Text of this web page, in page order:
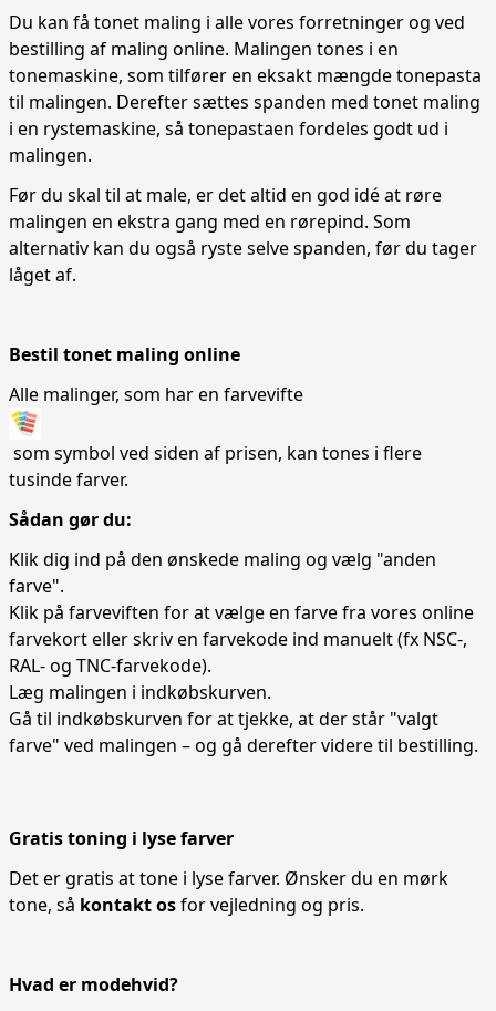
Du kan få tonet maling i alle vores forretninger og ved
bestilling af maling online. Malingen tones i en
tonemaskine, som tilfører en eksakt mængde tonepasta
til malingen. Derefter sættes spanden med tonet maling
i en rystemaskine, så tonepastaen fordeles godt ud i
malingen.
Før du skal til at male, er det altid en god idé at røre
malingen en ekstra gang med en rørepind. Som
alternativ kan du også ryste selve spanden, før du tager
låget af.
Bestil tonet maling online
Alle malinger, som har en farvevifte
som symbol ved siden af prisen, kan tones i flere
tusinde farver.
Sådan gør du:
Klik dig ind på den ønskede maling og vælg "anden
farve".
Klik på farveviften for at vælge en farve fra vores online
farvekort eller skriv en farvekode ind manuelt (fx NSC-,
RAL- og TNC-farvekode).
Læg malingen i indkøbskurven.
Gå til indkøbskurven for at tjekke, at der står "valgt
farve" ved malingen – og gå derefter videre til bestilling.
Gratis toning i lyse farver
Det er gratis at tone i lyse farver. Ønsker du en mørk
tone, så kontakt osfor vejledning og pris.
Hvad er modehvid?